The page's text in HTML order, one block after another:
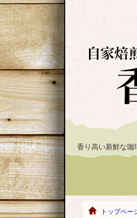
香り高い新鮮な
トップペー